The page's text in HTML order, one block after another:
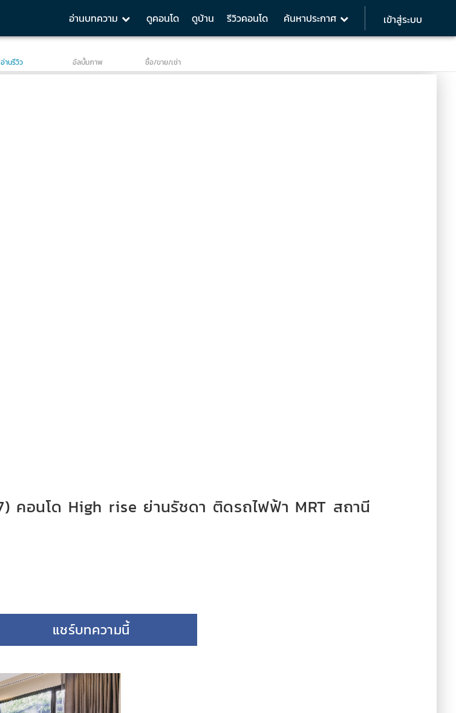
อ่านบทความ ดูคอนโด ดูบ้าน รีวิวคอนโด ค้นหาประกาศ เข้าสู่ระบบ
อ่านรีวิว อัลบั้มภาพ ซื้อ/ขาย/เช่า
คอนโด High rise ย่านรัชดา ติดรถไฟฟ้า MRT สถานี